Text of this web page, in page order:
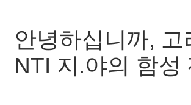
안녕하십니까,
NTI 지.야의 함성